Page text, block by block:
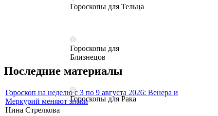
Гороскопы для Тельца
Гороскопы для
Близнецов
Гороскопы для Рака
Последние материалы
Гороскоп на неделю с 3 по 9 августа 2026: Венера и
Меркурий меняют знаки
Нина Стрелкова